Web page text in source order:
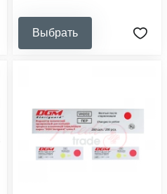
Выбрать